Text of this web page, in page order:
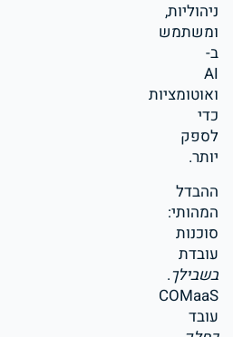
ניהוליות,
ומשתמש
ב-
AI
ואוטומציות
כדי
לספק
יותר.
ההבדל
המהותי:
סוכנות
עובדת
בשבילך.
COMaaS
עובד